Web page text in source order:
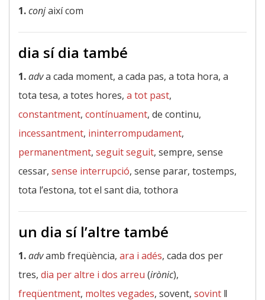
1.conjaixí com
dia sí dia també
1.adva cada moment, a cada pas, a tota hora, a
tota tesa, a totes hores, a tot past,
constantment, contínuament, de continu,
incessantment, ininterrompudament,
permanentment, seguit seguit, sempre, sense
cessar, sense interrupció, sense parar, tostemps,
tota l’estona, tot el sant dia, tothora
un dia sí l’altre també
1.advamb freqüència, ara i adés, cada dos per
tres, dia per altre i dos arreu (irònic),
freqüentment, moltes vegades, sovent, sovint ‖